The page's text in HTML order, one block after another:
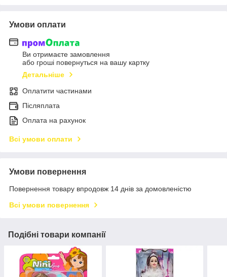
Умови оплати
Ви отримаєте замовлення
або гроші повернуться на вашу картку
Детальніше
Оплатити частинами
Післяплата
Оплата на рахунок
Всі умови оплати
Умови повернення
Повернення товару впродовж 14 днів за домовленістю
Всі умови повернення
Подібні товари компанії